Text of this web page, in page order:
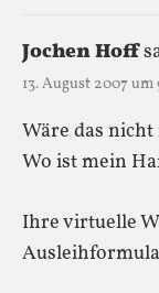
Jochen Hoff
13. August 2007 um
Wäre das
Wo ist mein
Ihre virtuelle